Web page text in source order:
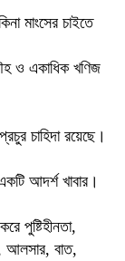
মাংসের চাইতে
ও একাধিক খণিজ
চাহিদা রয়েছে।
আদর্শ খাবার।
পুষ্টিহীনতা,
আলসার, বাত,